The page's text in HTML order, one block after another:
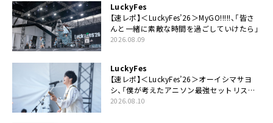
LuckyFes
【速レポ】＜LuckyFes’26＞MyGO!!!!!、「皆さ
んと一緒に素敵な時間を過ごしていけたら」
2026.08.09
LuckyFes
【速レポ】＜LuckyFes’26＞オーイシマサヨ
シ、「僕が考えたアニソン最強セットリスト
で臨みます！」
2026.08.10